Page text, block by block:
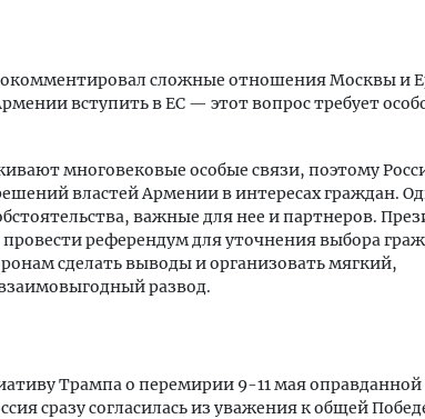
сложные отношения Москвы и
вступить в ЕС — этот вопрос требует
многовековые особые связи, поэтому
властей Армении в интересах граждан.
важные для нее и партнеров.
референдум для уточнения выбора
сделать выводы и организовать мягкий,
развод.
Трампа о перемирии 9-11 мая оправданной
сразу согласилась из уважения к общей